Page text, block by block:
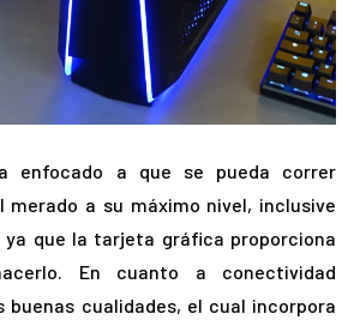
enfocado a que se pueda correr
merado a su máximo nivel, inclusive
ya que la tarjeta gráfica proporciona
En cuanto a conectividad
buenas cualidades, el cual incorpora